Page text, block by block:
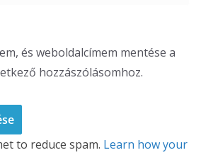
és weboldalcímem mentése a
hozzászólásomhoz.
to reduce spam. Learn how your